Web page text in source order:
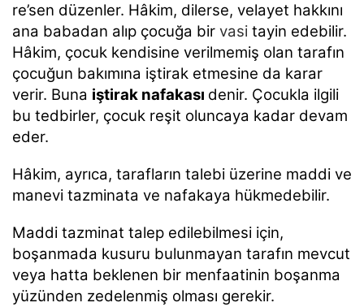
re’sen düzenler. Hâkim, dilerse, velayet hakkını
ana babadan alıp çocuğa bir vasi tayin edebilir.
Hâkim, çocuk kendisine verilmemiş olan tarafın
çocuğun bakımına iştirak etmesine da karar
verir. Buna iştirak nafakası denir. Çocukla ilgili
bu tedbirler, çocuk reşit oluncaya kadar devam
eder.
Hâkim, ayrıca, tarafların talebi üzerine maddi ve
manevi tazminata ve nafakaya hükmedebilir.
Maddi tazminat talep edilebilmesi için,
boşanmada kusuru bulunmayan tarafın mevcut
veya hatta beklenen bir menfaatinin boşanma
yüzünden zedelenmiş olması gerekir.